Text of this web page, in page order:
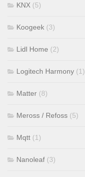
KNX (5)
Koogeek (3)
Lidl Home (2)
Logitech Harmony (1)
Matter (8)
Meross / Refoss (5)
Mqtt (1)
Nanoleaf (3)